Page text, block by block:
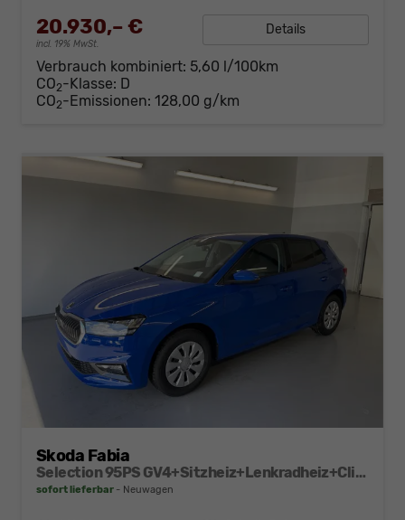
20.930,– €
incl. 19% MwSt.
Details
Verbrauch kombiniert: 5,60 l/100km
CO2-Klasse: D
CO2-Emissionen: 128,00 g/km
Skoda Fabia
Selection 95PS GV4+Sitzheiz+Lenkradheiz+Climatronic+Sunset+AppConnect+PDC
sofort lieferbar Neuwagen